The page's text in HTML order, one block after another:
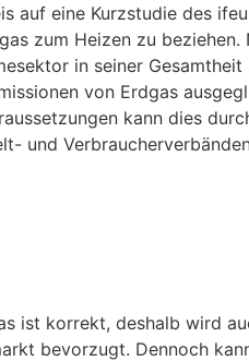
auf eine Kurzstudie des
zum Heizen zu beziehen.
in seiner Gesamtheit
von Erdgas
kann dies
und
ist korrekt, deshalb wird
bevorzugt. Dennoch